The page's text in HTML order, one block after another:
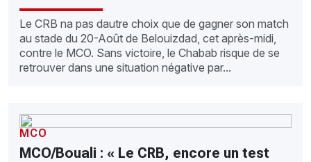
Le CRB na pas dautre choix que de gagner son match
au stade du 20-Août de Belouizdad, cet après-midi,
contre le MCO. Sans victoire, le Chabab risque de se
retrouver dans une situation négative par...
MCO
MCO/Bouali : « Le CRB, encore un test